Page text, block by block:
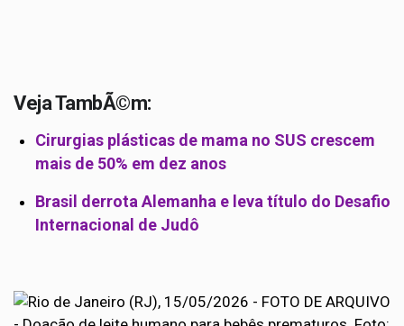
Veja TambÃ©m:
Cirurgias plásticas de mama no SUS crescem
mais de 50% em dez anos
Brasil derrota Alemanha e leva título do Desafio
Internacional de Judô